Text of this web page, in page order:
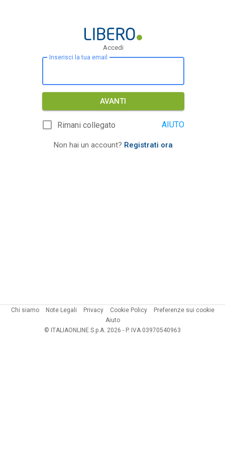
Accedi
Inserisci la tua email
AVANTI
Rimani collegato AIUTO
Non hai un account? Registrati ora
Chi siamo Note Legali Privacy Cookie Policy
Preferenze sui cookie
Aiuto
© ITALIAONLINE S.p.A. 2026 - P. IVA 03970540963